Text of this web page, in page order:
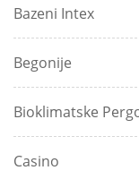
Bazeni Intex
Begonije
Bioklimatske
Casino